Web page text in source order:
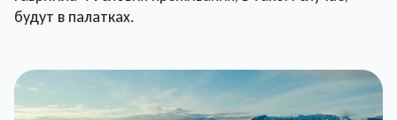
будут в палатках.